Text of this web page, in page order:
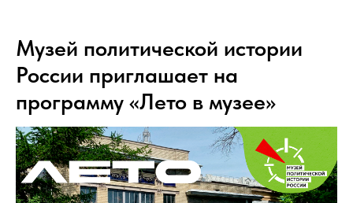
Музей политической истории
России приглашает на
программу «Лето в музее»